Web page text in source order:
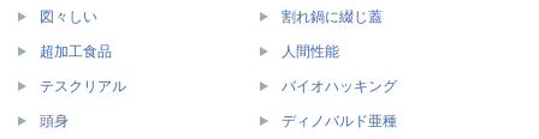
図々しい 割れ鍋に綴じ蓋
超加工食品 人間性能
テスクリアル バイオハッキング
頭身 ディノバルド亜種